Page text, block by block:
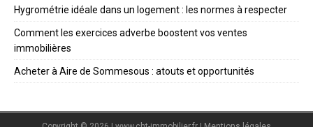
Hygrométrie idéale dans un logement : les normes à respecter
Comment les exercices adverbe boostent vos ventes
immobilières
Acheter à Aire de Sommesous : atouts et opportunités